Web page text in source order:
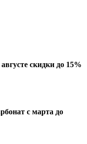
скидки до 15%
с марта до